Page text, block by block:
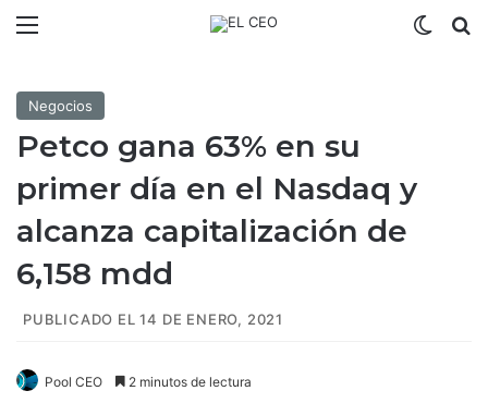
Negocios
Petco gana 63% en su
primer día en el Nasdaq y
alcanza capitalización de
6,158 mdd
PUBLICADO EL 14 DE ENERO, 2021
Pool CEO 2 minutos de lectura